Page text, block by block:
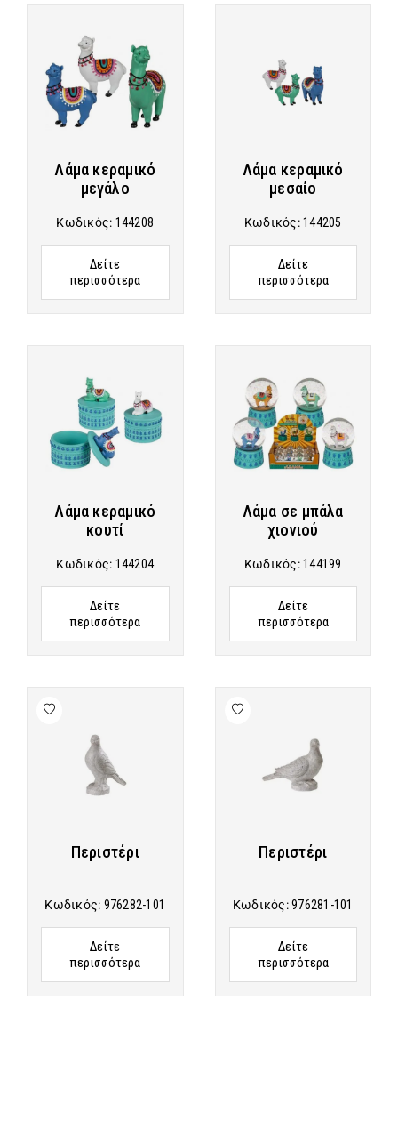
Λάμα κεραμικό
μεγάλο
Κωδικός: 144208
Δείτε
περισσότερα
Λάμα κεραμικό
μεσαίο
Κωδικός:144205
Δείτε
περισσότερα
Λάμα κεραμικό
κουτί
Κωδικός: 144204
Δείτε
περισσότερα
Λάμα σε μπάλα
χιονιού
Κωδικός:144199
Δείτε
περισσότερα
Περιστέρι
Κωδικός: 976282-101
Δείτε
περισσότερα
Περιστέρι
Κωδικός:976281-101
Δείτε
περισσότερα